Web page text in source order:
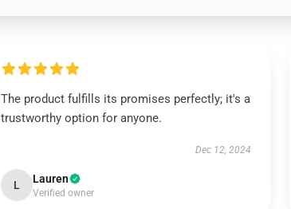
The product fulfills its promises perfectly; it's a
trustworthy option for anyone.
Dec 12, 2024
L Lauren
Verified owner